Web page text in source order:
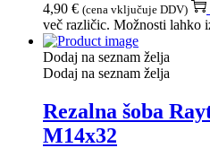
4,90 € (cena vključuje DDV)
več različic. Možnosti lahko
Dodaj na seznam želja
Dodaj na seznam želja
Rezalna šoba
M14x32